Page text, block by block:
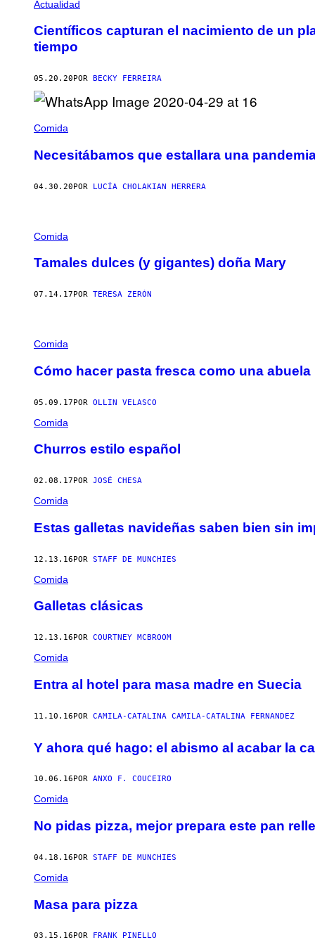
Actualidad
Científicos capturan el nacimiento de un
tiempo
05.20.20 POR BECKY FERREIRA
Comida
Necesitábamos que estallara una
04.30.20POR LUCÍA CHOLAKIAN HERRERA
Comida
Tamales dulces (y gigantes) doña Mary
07.14.17 POR TERESA ZERÓN
Comida
Cómo hacer pasta fresca como una abuela
05.09.17POR OLLIN VELASCO
Comida
Churros estilo español
02.08.17 POR JOSÉ CHESA
Comida
Estas galletas navideñas saben bien sin
12.13.16POR STAFF DE MUNCHIES
Comida
Galletas clásicas
12.13.16 POR COURTNEY MCBROOM
Comida
Entra al hotel para masa madre en Suecia
11.10.16POR CAMILA-CATALINA CAMILA-CATALINA FERNANDEZ
Y ahora qué hago: el abismo al acabar la
10.06.16 POR ANXO F. COUCEIRO
Comida
No pidas pizza, mejor prepara este pan
04.18.16POR STAFF DE MUNCHIES
Comida
Masa para pizza
03.15.16 POR FRANK PINELLO